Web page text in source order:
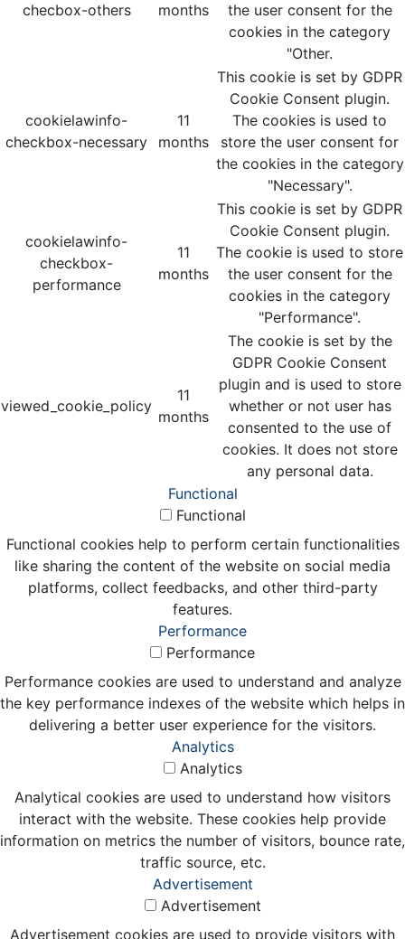
checbox-others
months
the user consent for the
cookies in the category
"Other.
cookielawinfo-
checkbox-necessary
11
months
This cookie is set by GDPR
Cookie Consent plugin.
The cookies is used to
store the user consent for
the cookies in the category
"Necessary".
cookielawinfo-
checkbox-
performance
11
months
This cookie is set by GDPR
Cookie Consent plugin.
The cookie is used to store
the user consent for the
cookies in the category
"Performance".
viewed_cookie_policy
11
months
The cookie is set by the
GDPR Cookie Consent
plugin and is used to store
whether or not user has
consented to the use of
cookies. It does not store
any personal data.
Functional
Functional
Functional cookies help to perform certain functionalities
like sharing the content of the website on social media
platforms, collect feedbacks, and other third-party
features.
Performance
Performance
Performance cookies are used to understand and analyze
the key performance indexes of the website which helps in
delivering a better user experience for the visitors.
Analytics
Analytics
Analytical cookies are used to understand how visitors
interact with the website. These cookies help provide
information on metrics the number of visitors, bounce rate,
traffic source, etc.
Advertisement
Advertisement
Advertisement cookies are used to provide visitors with